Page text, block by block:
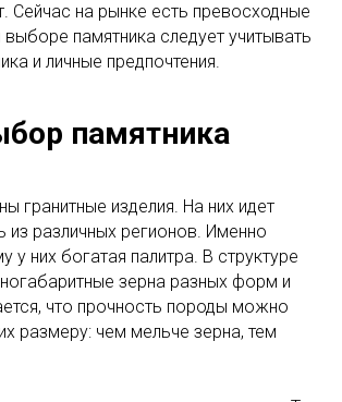
Сейчас на рынке есть превосходные
памятника следует учитывать
и личные предпочтения.
памятника
гранитные изделия. На них идет
из различных регионов. Именно
у них богатая палитра. В структуре
зерна разных форм и
что прочность породы можно
размеру: чем мельче зерна, тем